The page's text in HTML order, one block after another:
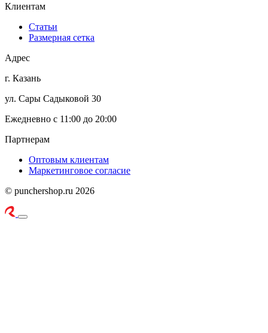
Клиентам
Статьи
Размерная сетка
Адрес
г. Казань
ул. Сары Садыковой 30
Ежедневно с 11:00 до 20:00
Партнерам
Оптовым клиентам
Маркетинговое согласие
© punchershop.ru 2026